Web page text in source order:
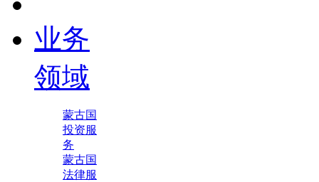
业务
领域
蒙古国
投资服
务
蒙古国
法律服